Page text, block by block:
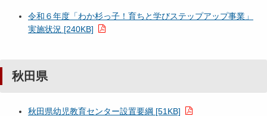
令和６年度「わか杉っ子！育ちと学びステップアップ事業」
実施状況 [240KB]
秋田県
秋田県幼児教育センター設置要綱 [51KB]